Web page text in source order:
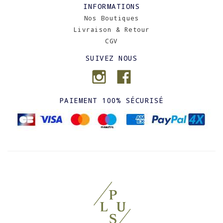
INFORMATIONS
Nos Boutiques
Livraison & Retour
CGV
SUIVEZ NOUS
PAIEMENT 100% SÉCURISÉ